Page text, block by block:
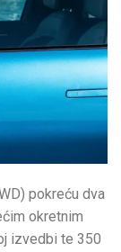
pokreću dva
okretnim
izvedbi te 350